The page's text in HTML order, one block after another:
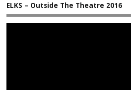
ELKS – Outside The Theatre 2016